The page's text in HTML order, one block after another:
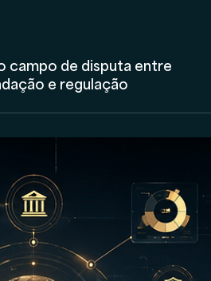
e regulação